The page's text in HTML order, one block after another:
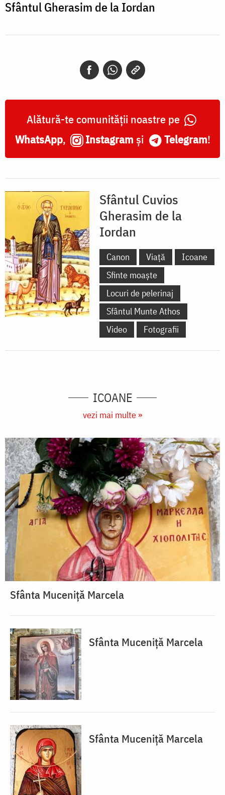
Iordan
Sfântul Gherasim de la Iordan
Alătură-te comunității noastre pe
WhatsApp, Instagram și Telegram!
Sfântul Cuvios
Gherasim de la
Iordan
Canon Viață
Icoane
Sfinte moaște
Locuri de pelerinaj
Sfântul Munte Athos
Video
Fotografii
ICOANE
vezi mai multe »
Sfânta Muceniță Marcela
Sfânta Muceniță Marcela
Sfânta Muceniță Marcela